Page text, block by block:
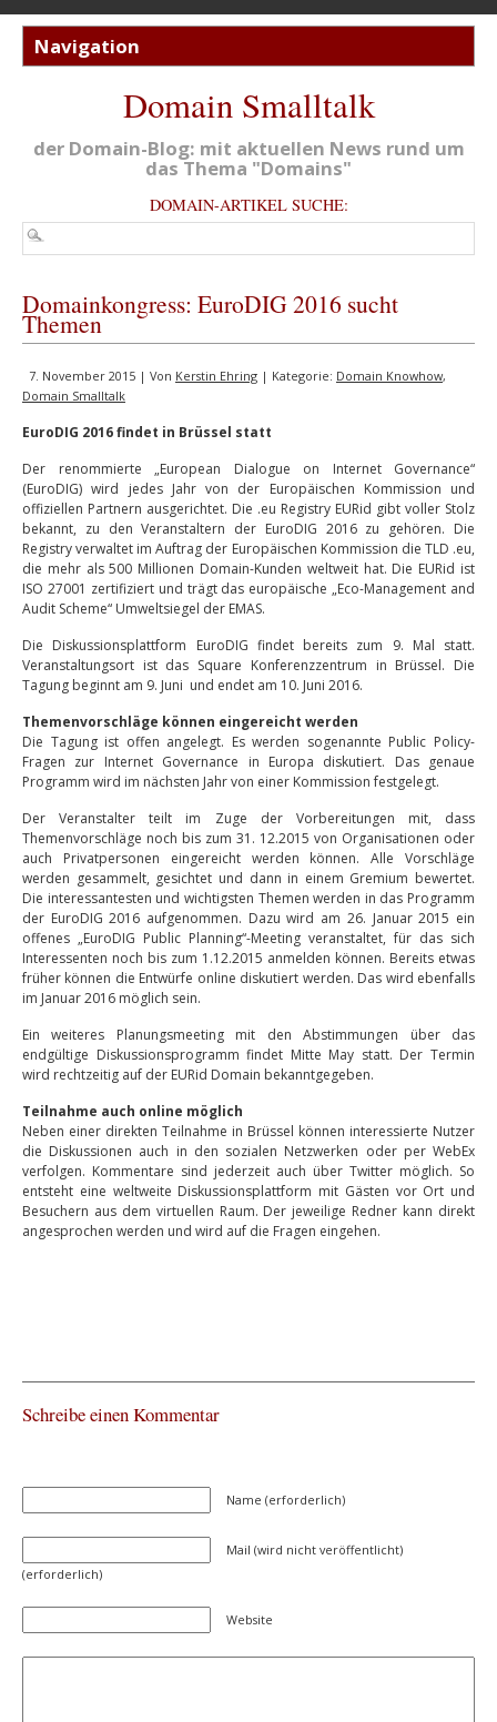
Domain Smalltalk
der Domain-Blog: mit aktuellen News rund um
das Thema "Domains"
DOMAIN-ARTIKEL SUCHE:
Domainkongress: EuroDIG 2016 sucht
Themen
7. November 2015 | Von Kerstin Ehring | Kategorie: Domain Knowhow,
Domain Smalltalk
EuroDIG 2016 findet in Brüssel statt
Der renommierte „European Dialogue on Internet Governance“
(EuroDIG) wird jedes Jahr von der Europäischen Kommission und
offiziellen Partnern ausgerichtet. Die .eu Registry EURid gibt voller Stolz
bekannt, zu den Veranstaltern der EuroDIG 2016 zu gehören. Die
Registry verwaltet im Auftrag der Europäischen Kommission die TLD .eu,
die mehr als 500 Millionen Domain-Kunden weltweit hat. Die EURid ist
ISO 27001 zertifiziert und trägt das europäische „Eco-Management and
Audit Scheme“ Umweltsiegel der EMAS.
Die Diskussionsplattform EuroDIG findet bereits zum 9. Mal statt.
Veranstaltungsort ist das Square Konferenzzentrum in Brüssel. Die
Tagung beginnt am 9. Juni und endet am 10. Juni 2016.
Themenvorschläge können eingereicht werden
Die Tagung ist offen angelegt. Es werden sogenannte Public Policy-
Fragen zur Internet Governance in Europa diskutiert. Das genaue
Programm wird im nächsten Jahr von einer Kommission festgelegt.
Der Veranstalter teilt im Zuge der Vorbereitungen mit, dass
Themenvorschläge noch bis zum 31. 12.2015 von Organisationen oder
auch Privatpersonen eingereicht werden können. Alle Vorschläge
werden gesammelt, gesichtet und dann in einem Gremium bewertet.
Die interessantesten und wichtigsten Themen werden in das Programm
der EuroDIG 2016 aufgenommen. Dazu wird am 26. Januar 2015 ein
offenes „EuroDIG Public Planning“-Meeting veranstaltet, für das sich
Interessenten noch bis zum 1.12.2015 anmelden können. Bereits etwas
früher können die Entwürfe online diskutiert werden. Das wird ebenfalls
im Januar 2016 möglich sein.
Ein weiteres Planungsmeeting mit den Abstimmungen über das
endgültige Diskussionsprogramm findet Mitte May statt. Der Termin
wird rechtzeitig auf der EURid Domain bekanntgegeben.
Teilnahme auch online möglich
Neben einer direkten Teilnahme in Brüssel können interessierte Nutzer
die Diskussionen auch in den sozialen Netzwerken oder per WebEx
verfolgen. Kommentare sind jederzeit auch über Twitter möglich. So
entsteht eine weltweite Diskussionsplattform mit Gästen vor Ort und
Besuchern aus dem virtuellen Raum. Der jeweilige Redner kann direkt
angesprochen werden und wird auf die Fragen eingehen.
Schreibe einen Kommentar
Name (erforderlich)
Mail (wird nicht veröffentlicht)
(erforderlich)
Website